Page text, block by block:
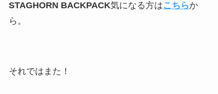
STAGHORN BACKPACK気になる方はこちらか
ら。
それではまた！